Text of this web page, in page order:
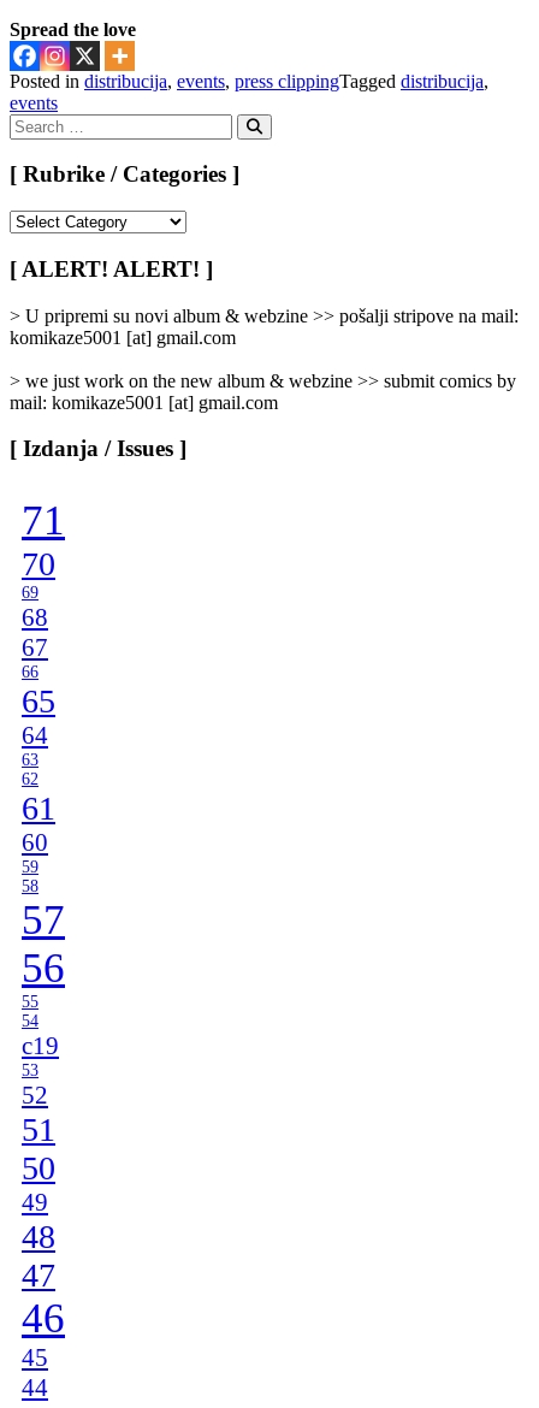
Spread the love
Posted in distribucija, events, press clippingTagged distribucija,
events
Search
for:
Search
[ Rubrike / Categories ]
/
Categories
[ ALERT! ALERT! ]
> U pripremi su novi album & webzine >> pošalji stripove na mail:
komikaze5001 [at] gmail.com
> we just work on the new album & webzine >> submit comics by
mail: komikaze5001 [at] gmail.com
[ Izdanja / Issues ]
71
70
69
68
67
66
65
64
63
62
61
60
59
58
57
56
55
54
c19
53
52
51
50
49
48
47
46
45
44